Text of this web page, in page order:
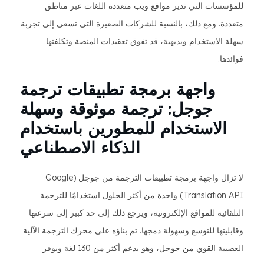
للمؤسسات التي تدير مواقع ويب متعددة اللغات عبر مناطق
متعددة. ومع ذلك، بالنسبة للشركات الصغيرة التي تسعى إلى تجربة
سهلة الاستخدام وبديهية، قد تفوق تعقيدات المنصة وتكلفتها
فوائدها.
واجهة برمجة تطبيقات ترجمة
جوجل: ترجمة موثوقة وسهلة
الاستخدام للمطورين باستخدام
الذكاء الاصطناعي
لا تزال واجهة برمجة تطبيقات الترجمة من جوجل (Google
Translation API) واحدة من أكثر الحلول استخدامًا للترجمة
التلقائية للمواقع الإلكترونية، ويرجع ذلك إلى حد كبير إلى سرعتها
وقابليتها للتوسع وسهولة دمجها. تم بناؤه على محرك الترجمة الآلية
العصبية القوي من جوجل، وهو يدعم أكثر من 130 لغة ويوفر